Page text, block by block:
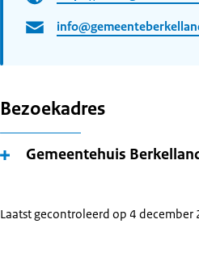
Bezoekadres
Gemeentehuis
Laatst gecontroleerd op 4 december